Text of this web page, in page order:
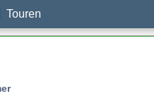
Touren